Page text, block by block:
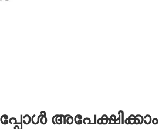
അപേക്ഷിക്കാം